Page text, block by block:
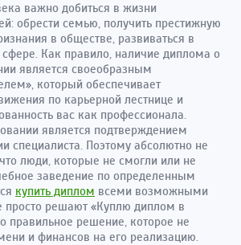
важно добиться в жизни
обрести семью, получить престижную
в обществе, развиваться в
Как правило, наличие диплома о
является своеобразным
который обеспечивает
по карьерной лестнице и
вас как профессионала.
является подтверждением
специалиста. Поэтому абсолютно не
люди, которые не смогли или не
заведение по определенным
купить диплом всеми возможными
просто решают «Куплю диплом в
правильное решение, которое не
и финансов на его реализацию.